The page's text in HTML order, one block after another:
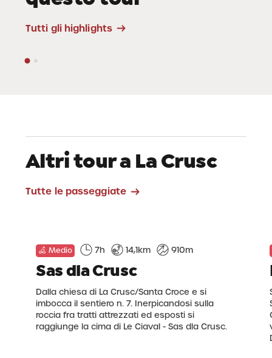
Tutti gli highlights
Viewpoints
Altri tour a La Crusc
Tutte le passeggiate
Medio 7h 14,1km 910m
Sas dla Crusc
Dalla chiesa di La Crusc/Santa Croce e si
imbocca il sentiero n. 7. Inerpicandosi sulla
roccia fra tratti attrezzati ed esposti si
raggiunge la cima di Le Ciaval - Sas dla Crusc.